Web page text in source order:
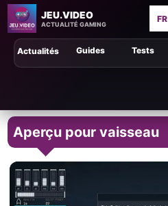
JEU.VIDEO
ACTUALITÉ GAMING
FR
Guides Tests
Actualités
Aperçu pour vaisseau